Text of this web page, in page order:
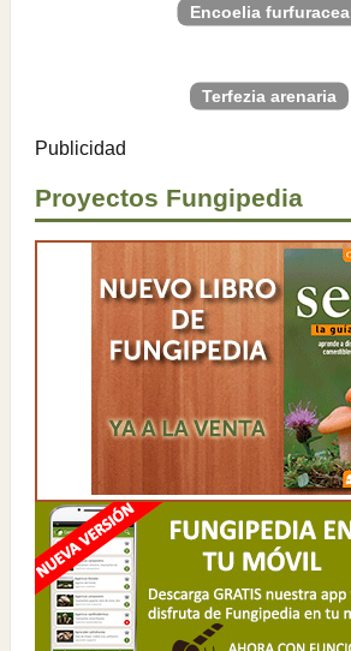
Encoelia furfuracea
Terfezia arenaria
Publicidad
Proyectos Fungipedia